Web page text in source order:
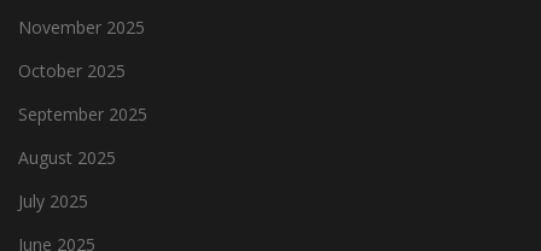
November 2025
October 2025
September 2025
August 2025
July 2025
June 2025